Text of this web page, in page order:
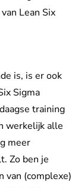
Lean Six
is, is er ook
Sigma
training
werkelijk alle
meer
Zo ben je
van (complexe)